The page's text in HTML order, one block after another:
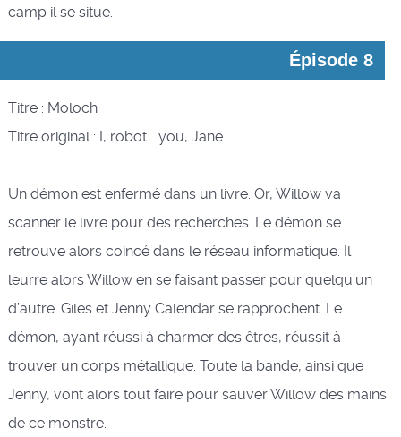
camp il se situe.
Épisode 8
Titre : Moloch
Titre original : I, robot... you, Jane
Un démon est enfermé dans un livre. Or, Willow va
scanner le livre pour des recherches. Le démon se
retrouve alors coincé dans le réseau informatique. Il
leurre alors Willow en se faisant passer pour quelqu’un
d’autre. Giles et Jenny Calendar se rapprochent. Le
démon, ayant réussi à charmer des êtres, réussit à
trouver un corps métallique. Toute la bande, ainsi que
Jenny, vont alors tout faire pour sauver Willow des mains
de ce monstre.